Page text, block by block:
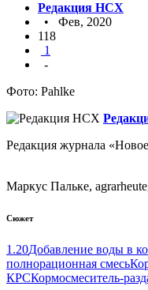
Редакция НСХ
• Фев, 2020
118
1
-
Фото: Pahlke
Редакция журнала «Новое
Маркус Пальке,
Сюжет
1.20Добавление воды в
полнорационная смесь
КРСКормосмеситель-